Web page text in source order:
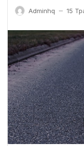
Adminhq — 15